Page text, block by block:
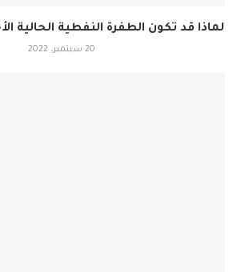
لماذا قد تكون الطفرة النفطية الحالية
20 سبتمبر، 2022